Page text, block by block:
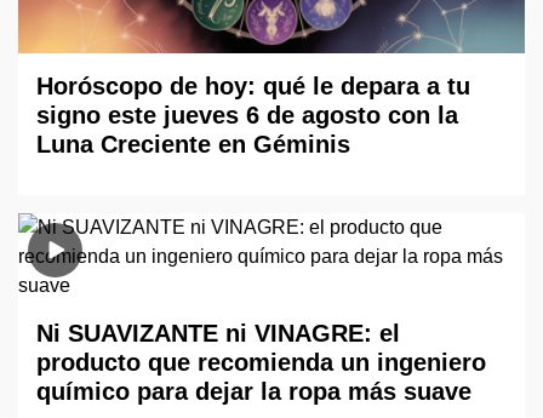
Horóscopo de hoy: qué le depara a tu
signo este jueves 6 de agosto con la
Luna Creciente en Géminis
Ni SUAVIZANTE ni VINAGRE: el
producto que recomienda un ingeniero
químico para dejar la ropa más suave